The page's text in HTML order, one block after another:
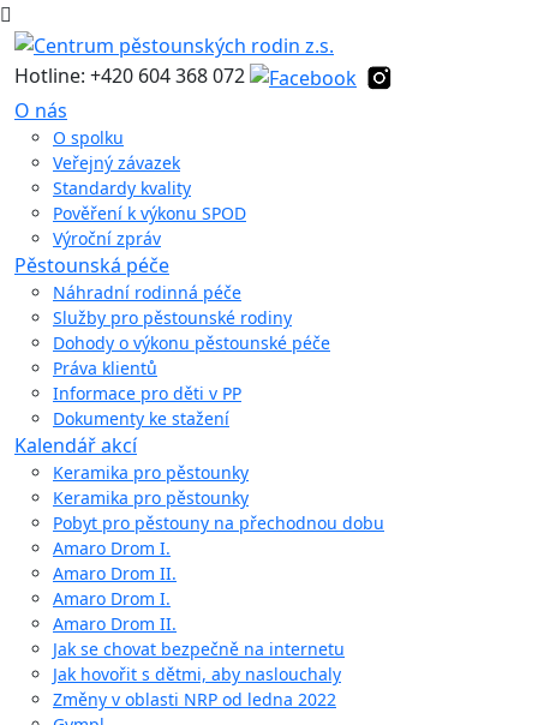
Hotline: +420 604 368 072
O nás
O spolku
Veřejný závazek
Standardy kvality
Pověření k výkonu SPOD
Výroční zpráv
Pěstounská péče
Náhradní rodinná péče
Služby pro pěstounské rodiny
Dohody o výkonu pěstounské péče
Práva klientů
Informace pro děti v PP
Dokumenty ke stažení
Kalendář akcí
Keramika pro pěstounky
Keramika pro pěstounky
Pobyt pro pěstouny na přechodnou dobu
Amaro Drom I.
Amaro Drom II.
Amaro Drom I.
Amaro Drom II.
Jak se chovat bezpečně na internetu
Jak hovořit s dětmi, aby naslouchaly
Změny v oblasti NRP od ledna 2022